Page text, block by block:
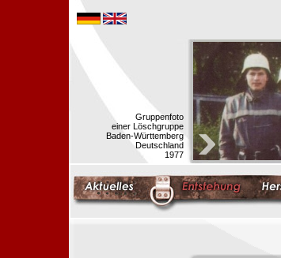
Gruppenfoto
einer Löschgruppe
Baden-Württemberg
Deutschland
1977